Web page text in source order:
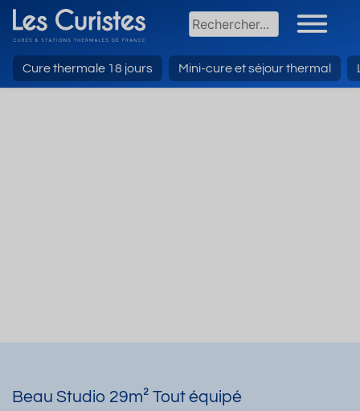
Cure thermale 18 jours Mini-cure et séjour thermal
Beau Studio 29m² Tout équipé